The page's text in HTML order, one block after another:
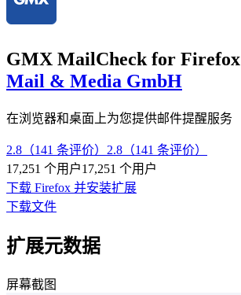
GMX MailCheck for Firefox
Mail & Media GmbH
在浏览器和桌面上为您提供邮件提醒服务
2.8（141 条评价） 2.8（141 条评价）
17,251 个用户17,251 个用户
下载 Firefox 并安装扩展
下载文件
扩展元数据
屏幕截图